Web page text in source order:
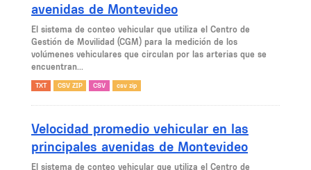
avenidas de Montevideo
El sistema de conteo vehicular que utiliza el Centro de
Gestión de Movilidad (CGM) para la medición de los
volúmenes vehiculares que circulan por las arterias que se
encuentran...
TXT CSV ZIP CSV csv zip
Velocidad promedio vehicular en las
principales avenidas de Montevideo
El sistema de conteo vehicular que utiliza el Centro de